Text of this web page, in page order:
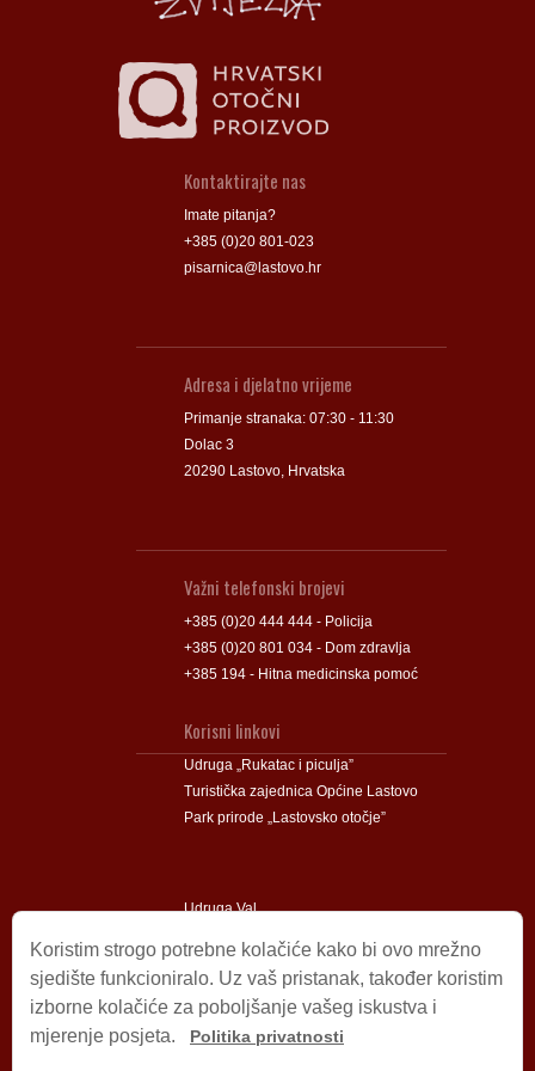
Kontaktirajte nas
Imate pitanja?
+385 (0)20 801-023
pisarnica@lastovo.hr
Adresa i djelatno vrijeme
Primanje stranaka: 07:30 - 11:30
Dolac 3
20290 Lastovo, Hrvatska
Važni telefonski brojevi
+385 (0)20 444 444 - Policija
+385 (0)20 801 034 - Dom zdravlja
+385 194 - Hitna medicinska pomoć
Korisni linkovi
Udruga „Rukatac i piculja”
Turistička zajednica Općine Lastovo
Park prirode „Lastovsko otočje”
Udruga Val
Impressum
© 2009 – 2026 Općina Lastovo.
Koristim strogo potrebne kolačiće kako bi ovo mrežno
sjedište funkcioniralo. Uz vaš pristanak, također koristim
izborne kolačiće za poboljšanje vašeg iskustva i
mjerenje posjeta.
Politika privatnosti